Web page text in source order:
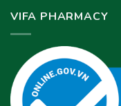
VIFA PHARMACY